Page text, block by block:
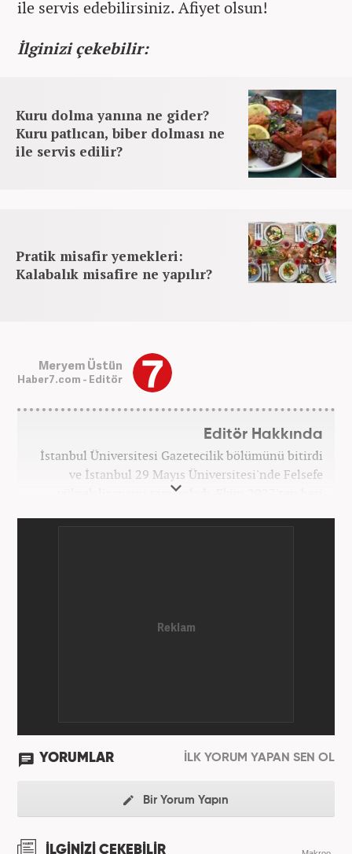
ile servis edebilirsiniz. Afiyet olsun!
İlginizi çekebilir:
Kuru dolma yanına ne gider?
Kuru patlıcan, biber dolması ne
ile servis edilir?
Pratik misafir yemekleri:
Kalabalık misafire ne yapılır?
Meryem Üstün
Haber7.com - Editör
Editör Hakkında
İstanbul Üniversitesi Gazetecilik bölümünü bitirdi
ve İstanbul 29 Mayıs Üniversitesi'nde Felsefe
yüksek lisansını tamamladı. Ekim 2023'ten beri
YORUMLAR İLK YORUM YAPAN SEN OL
Bir Yorum Yapın
İLGİNİZİ ÇEKEBİLİR